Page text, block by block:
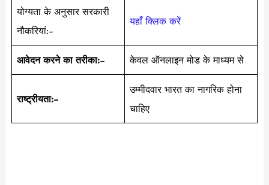
योग्यता के अनुसार सरकारी
नौकरियां:-
यहाँ क्लिक करें
आवेदन करने का तरीका:– केवल ऑनलाइन मोड के माध्यम से
राष्ट्रीयता:-
उम्मीदवार भारत का नागरिक होना
चाहिए